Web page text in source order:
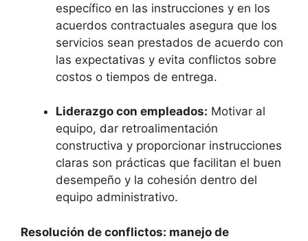
específico en las instrucciones y en los
acuerdos contractuales asegura que los
servicios sean prestados de acuerdo con
las expectativas y evita conflictos sobre
costos o tiempos de entrega.
Liderazgo con empleados: Motivar al
equipo, dar retroalimentación
constructiva y proporcionar instrucciones
claras son prácticas que facilitan el buen
desempeño y la cohesión dentro del
equipo administrativo.
Resolución de conflictos: manejo de